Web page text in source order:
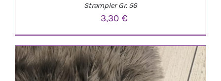
Strampler Gr. 56
3,30€